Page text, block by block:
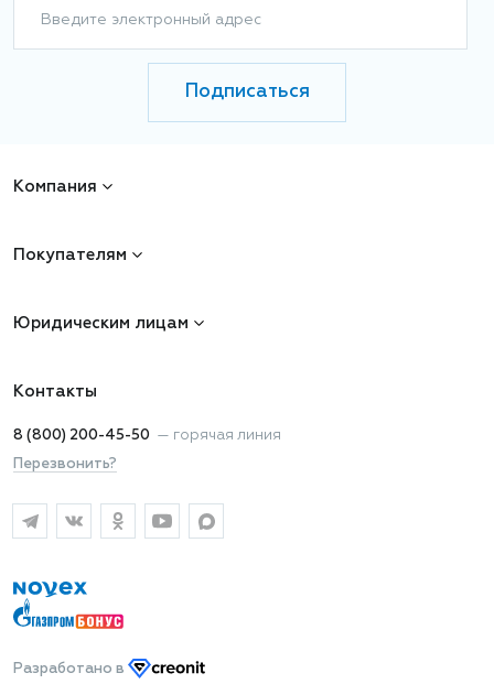
Введите электронный адрес
Подписаться
Компания
Покупателям
Юридическим лицам
Контакты
8 (800) 200-45-50 — горячая линия
Перезвонить?
Разработано в